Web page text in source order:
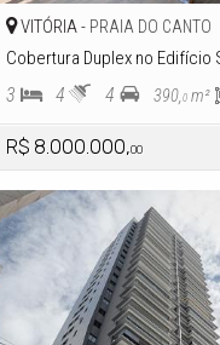
VITÓRIA - PRAIA DO CANTO
3 4 4 390,0 m²
R$ 8.000.000,00